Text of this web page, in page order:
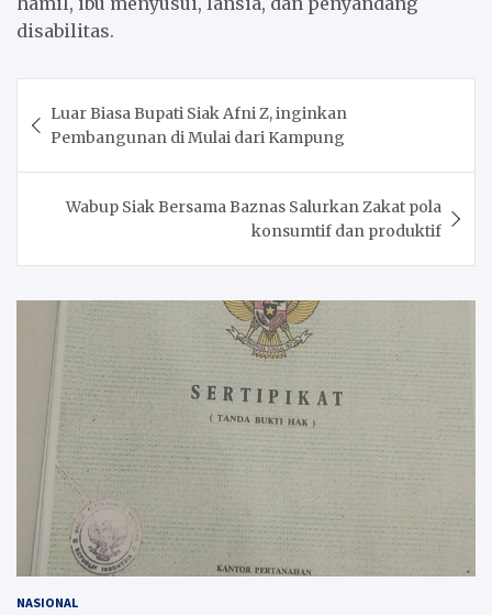
disabilitas.
navigation
Luar Biasa Bupati Siak Afni Z, inginkan
Pembangunan di Mulai dari Kampung
Wabup Siak Bersama Baznas Salurkan Zakat pola
konsumtif dan produktif
NASIONAL